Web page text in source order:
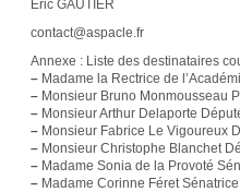
Eric GAUTIER
contact@aspacle.fr
Annexe : Liste des destinataires
– Madame la Rectrice de
– Monsieur Bruno Monmousseau
– Monsieur Arthur Delaporte
– Monsieur Fabrice Le Vigoureux
– Monsieur Christophe Blanchet
– Madame Sonia de la Provoté
– Madame Corinne Féret